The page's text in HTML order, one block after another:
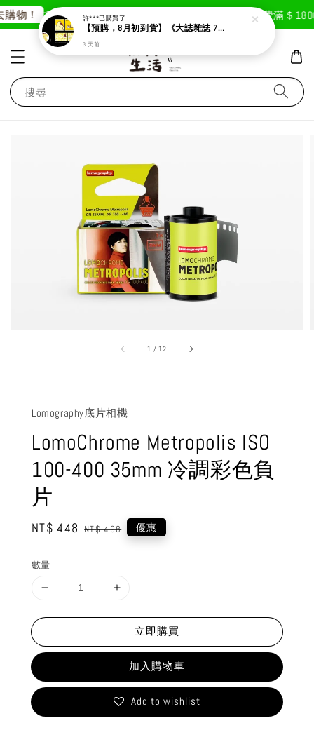
物！ 首次註冊輸入折扣碼「GOODLIFE」50元折抵 消費滿＄
搜尋
1 / 12
Lomography底片相機
LomoChrome Metropolis ISO
100-400 35mm 冷調彩色負
片
Sale
NT$ 448 Regular
NT$ 498 優惠
數量
立即購買
加入購物車
Add to wishlist
許***已購買了
【預購，8月初到貨】《大誌雜誌 7月號 第 196 期》封面：布丁狗
3 天前